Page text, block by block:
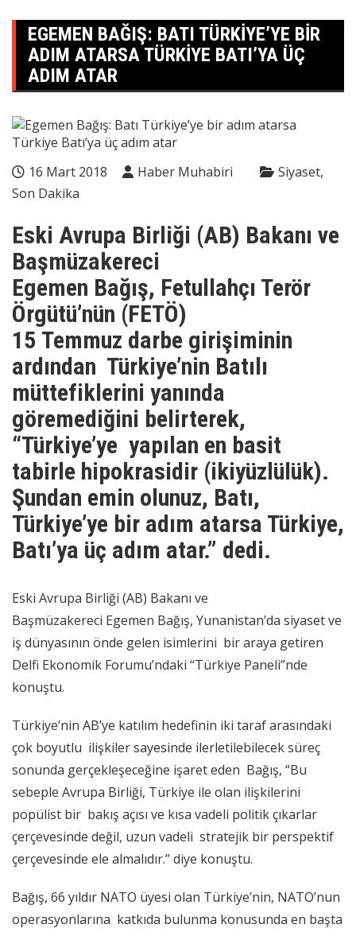
EGEMEN BAĞIŞ: BATI TÜRKIYE’YE BIR
ADIM ATARSA TÜRKIYE BATI’YA ÜÇ
ADIM ATAR
16 Mart 2018 Haber Muhabiri
Siyaset
Son Dakika
Eski Avrupa Birliği (AB) Bakanı ve
Başmüzakereci
Egemen Bağış, Fetullahçı Terör
Örgütü’nün (FETÖ)
15 Temmuz darbe girişiminin
ardından Türkiye’nin Batılı
müttefiklerini yanında
göremediğini belirterek,
“Türkiye’ye yapılan en basit
tabirle hipokrasidir (ikiyüzlülük).
Şundan emin olunuz, Batı,
Türkiye’ye bir adım atarsa Türkiye,
Batı’ya üç adım atar.” dedi.
Eski Avrupa Birliği (AB) Bakanı ve
Başmüzakereci Egemen Bağış, Yunanistan’da siyaset ve
iş dünyasının önde gelen isimlerini bir araya getiren
Delfi Ekonomik Forumu’ndaki “Türkiye Paneli”nde
konuştu.
Türkiye’nin AB’ye katılım hedefinin iki taraf arasındaki
çok boyutlu ilişkiler sayesinde ilerletilebilecek süreç
sonunda gerçekleşeceğine işaret eden Bağış, “Bu
sebeple Avrupa Birliği, Türkiye ile olan ilişkilerini
popülist bir bakış açısı ve kısa vadeli politik çıkarlar
çerçevesinde değil, uzun vadeli stratejik bir perspektif
çerçevesinde ele almalıdır.” diye konuştu.
Bağış, 66 yıldır NATO üyesi olan Türkiye’nin, NATO’nun
operasyonlarına katkıda bulunma konusunda en başta